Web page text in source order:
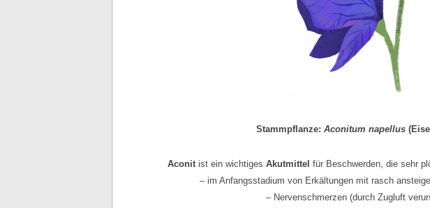
Stammpflanze:Aconitum napellus
Aconitist ein wichtiges Akutmittel für Beschwerden, die sehr
– im Anfangsstadium von Erkältungen mit rasch
– Nervenschmerzen (durch Zugluft